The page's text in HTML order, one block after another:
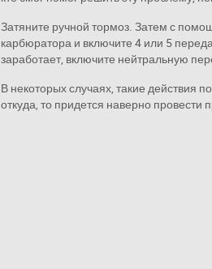
Затяните ручной тормоз. Затем с
карбюратора и включите 4 или 5
заработает, включите нейтральную
В некоторых случаях, такие действия
откуда, то придется наверно провести